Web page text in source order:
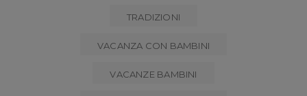
TRADIZIONI
VACANZA CON BAMBINI
VACANZE BAMBINI